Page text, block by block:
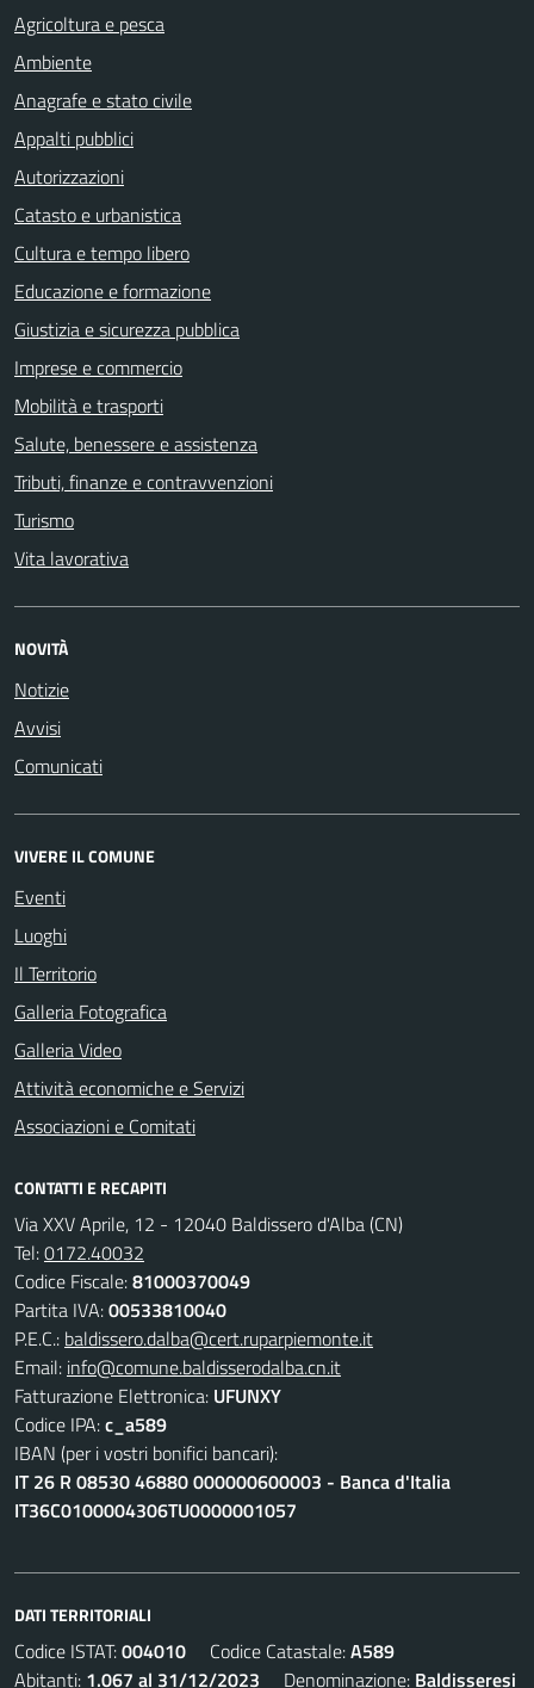
Agricoltura e pesca
Ambiente
Anagrafe e stato civile
Appalti pubblici
Autorizzazioni
Catasto e urbanistica
Cultura e tempo libero
Educazione e formazione
Giustizia e sicurezza pubblica
Imprese e commercio
Mobilità e trasporti
Salute, benessere e assistenza
Tributi, finanze e contravvenzioni
Turismo
Vita lavorativa
NOVITÀ
Notizie
Avvisi
Comunicati
VIVERE IL COMUNE
Eventi
Luoghi
Il Territorio
Galleria Fotografica
Galleria Video
Attività economiche e Servizi
Associazioni e Comitati
CONTATTI E RECAPITI
Via XXV Aprile, 12 - 12040 Baldissero d'Alba (CN)
Tel:0172.40032
Codice Fiscale:81000370049
Partita IVA:00533810040
P.E.C.: baldissero.dalba@cert.ruparpiemonte.it
Email: info@comune.baldisserodalba.cn.it
Fatturazione Elettronica: UFUNXY
Codice IPA:c_a589
IBAN (per i vostri bonifici bancari):
IT 26 R 08530 46880 000000600003 - Banca d'Italia
IT36C0100004306TU0000001057
DATI TERRITORIALI
Codice ISTAT:004010 Codice Catastale:A589
Abitanti: 1.067 al 31/12/2023 Denominazione: Baldisseresi